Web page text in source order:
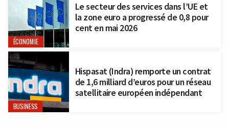
ÉCONOMIE
Le secteur des services dans l’UE et
la zone euro a progressé de 0,8 pour
cent en mai 2026
BUSINESS
Hispasat (Indra) remporte un contrat
de 1,6 milliard d’euros pour un réseau
satellitaire européen indépendant